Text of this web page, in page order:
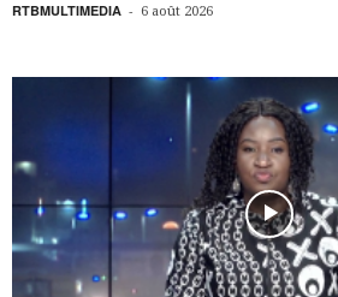
RTBMULTIMEDIA - 6 août 2026